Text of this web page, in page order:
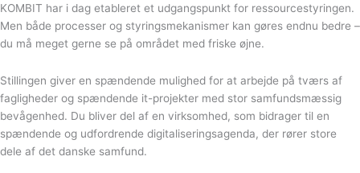
KOMBIT har i dag etableret et udgangspunkt for ressourcestyringen.
Men både processer og styringsmekanismer kan gøres endnu bedre –
du må meget gerne se på området med friske øjne.
Stillingen giver en spændende mulighed for at arbejde på tværs af
fagligheder og spændende it-projekter med stor samfundsmæssig
bevågenhed. Du bliver del af en virksomhed, som bidrager til en
spændende og udfordrende digitaliseringsagenda, der rører store
dele af det danske samfund.